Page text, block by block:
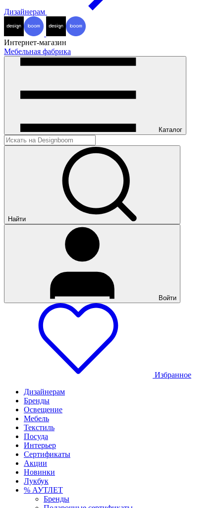
Дизайнерам
Интернет-магазин
Мебельная фабрика
Каталог
Найти
Войти
Избранное
Дизайнерам
Бренды
Освещение
Мебель
Текстиль
Посуда
Интерьер
Сертификаты
Акции
Новинки
Лукбук
% АУТЛЕТ
Бренды